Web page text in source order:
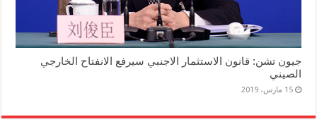
جيون تشن: قانون الاستثمار الاجنبي سيرفع الانفتاح الخارجي
الصيني
15 مارس، 2019